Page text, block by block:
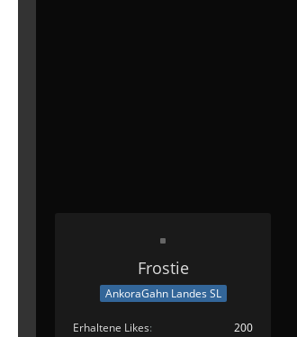
Frostie
AnkoraGahn Landes SL
Erhaltene Likes
200